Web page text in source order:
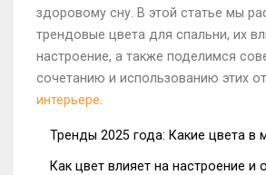
здоровому сну. В этой статье мы
трендовые цвета для спальни, их
настроение, а также поделимся
сочетанию и использованию этих
интерьере
Тренды 2025 года: Какие цвета в
Как цвет влияет на настроение и